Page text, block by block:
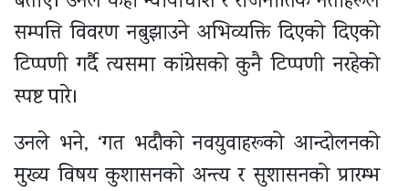
सम्पत्ति विवरण नबुझाउने अभिव्यक्ति दिएको दिएको
टिप्पणी गर्दै त्यसमा कांग्रेसको कुनै टिप्पणी नरहेको
स्पष्ट पारे।
उनले भने, ‘गत भदौको नवयुवाहरूको आन्दोलनको
मुख्य विषय कुशासनको अन्त्य र सुशासनको प्रारम्भ